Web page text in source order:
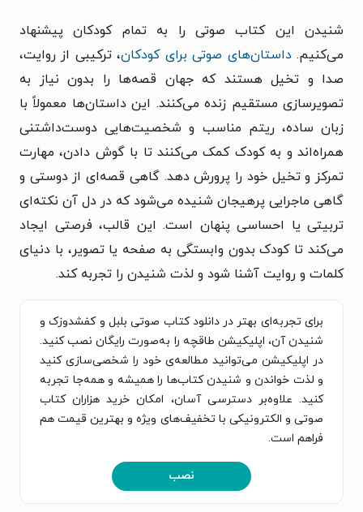
شنیدن این کتاب صوتی را به تمام کودکان پیشنهاد
می‌کنیم.داستان‌های صوتی برای کودکان، ترکیبی از روایت،
صدا و تخیل هستند که جهان قصه‌ها را بدون نیاز به
تصویرسازی مستقیم زنده می‌کنند. این داستان‌ها معمولاً با
زبان ساده، ریتم مناسب و شخصیت‌هایی دوست‌داشتنی
همراه‌اند و به کودک کمک می‌کنند تا با گوش دادن، مهارت
تمرکز و تخیل خود را پرورش دهد. گاهی قصه‌ای از دوستی و
گاهی ماجرایی پرهیجان شنیده می‌شود که در دل آن نکته‌ای
تربیتی یا احساسی پنهان است. این قالب، فرصتی ایجاد
می‌کند تا کودک بدون وابستگی به صفحه یا تصویر، با دنیای
کلمات و روایت آشنا شود و لذت شنیدن را تجربه کند.
برای تجربه‌ای بهتر در دانلود کتاب صوتی بلبل و کفشدوزک و
شنیدن آن، اپلیکیشن طاقچه را به‌صورت رایگان نصب کنید.
در اپلیکیشن می‌توانید مطالعه‌ی خود را شخصی‌سازی کنید
و لذت خواندن و شنیدن کتاب‌ها را همیشه و همه‌جا تجربه
کنید. علاوه‌بر دسترسی آسان، امکان خرید هزاران کتاب
صوتی و الکترونیکی با تخفیف‌های ویژه و بهترین قیمت هم
فراهم است.
نصب